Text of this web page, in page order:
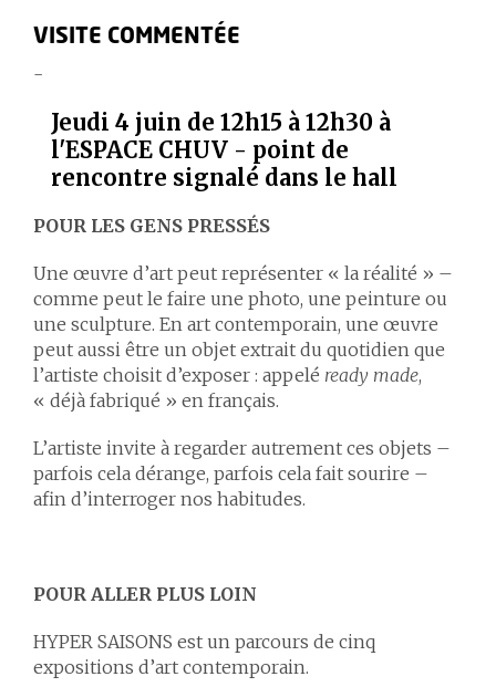
VISITE COMMENTÉE
Jeudi 4 juin de 12h15 à 12h30 à
l'ESPACE CHUV - point de
rencontre signalé dans le hall
POUR LES GENS PRESSÉS
Une œuvre d’art peut représenter « la réalité » –
comme peut le faire une photo, une peinture ou
une sculpture. En art contemporain, une œuvre
peut aussi être un objet extrait du quotidien que
l’artiste choisit d’exposer : appelé ready made,
« déjà fabriqué » en français.
L’artiste invite à regarder autrement ces objets –
parfois cela dérange, parfois cela fait sourire –
afin d’interroger nos habitudes.
POUR ALLER PLUS LOIN
HYPER SAISONS est un parcours de cinq
expositions d’art contemporain.